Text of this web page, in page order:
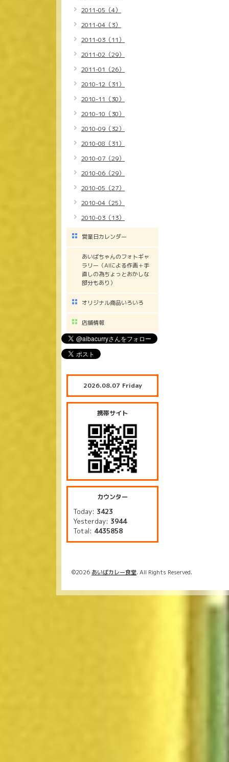
2011-05（4）
2011-04（3）
2011-03（11）
2011-02（29）
2011-01（26）
2010-12（31）
2010-11（30）
2010-10（30）
2010-09（32）
2010-08（31）
2010-07（29）
2010-06（29）
2010-05（27）
2010-04（25）
2010-03（13）
営業日カレンダー
あいばちゃんのフォトギャ
ラリー（AIによる作画＋手
直しの為ちょっとおかしな
部分もあり）
オリジナル商品いろいろ
店舗情報
2026.08.07 Friday
携帯サイト
カウンター
Today: 3423
Yesterday: 3944
Total: 4435858
©2026 あいばカレー食堂. All Rights Reserved.